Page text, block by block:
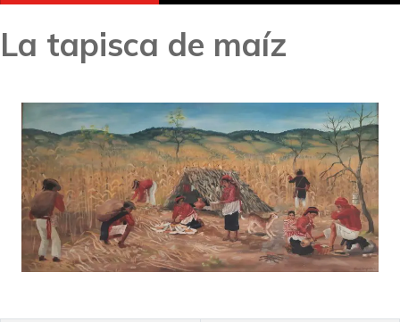
La tapisca de maíz